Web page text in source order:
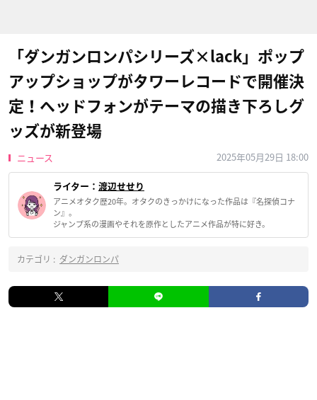
「ダンガンロンパシリーズ×lack」ポップ
アップショップがタワーレコードで開催決
定！ヘッドフォンがテーマの描き下ろしグ
ッズが新登場
ニュース 2025年05月29日 18:00
ライター： 渡辺せせり
アニメオタク歴20年。オタクのきっかけになった作品は『名探偵コナ
ン』。
ジャンプ系の漫画やそれを原作としたアニメ作品が特に好き。
カテゴリ : ダンガンロンパ